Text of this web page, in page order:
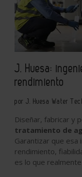
J. Huesa:
rendimiento
por J. Huesa Water
Diseñar, fabricar y
tratamiento de
Garantizar que esa
rendimiento,
es lo que